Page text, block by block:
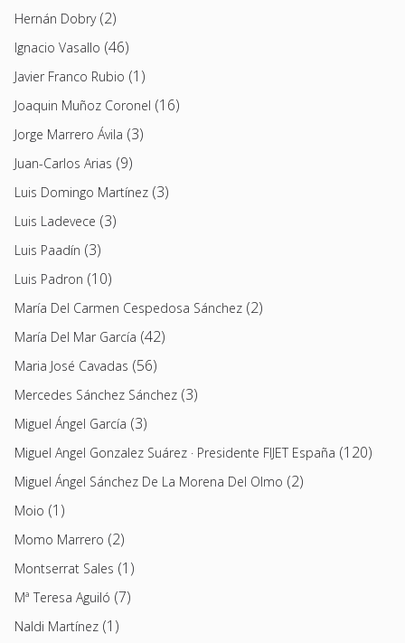
Hernán Dobry(2)
Ignacio Vasallo (46)
Javier Franco Rubio (1)
Joaquin Muñoz Coronel (16)
Jorge Marrero Ávila (3)
Juan-Carlos Arias (9)
Luis Domingo Martínez (3)
Luis Ladevece (3)
Luis Paadín (3)
Luis Padron (10)
María Del Carmen Cespedosa Sánchez (2)
María Del Mar García (42)
Maria José Cavadas (56)
Mercedes Sánchez Sánchez (3)
Miguel Ángel García (3)
Miguel Angel Gonzalez Suárez · Presidente FIJET España (120)
Miguel Ángel Sánchez De La Morena Del Olmo (2)
Moio (1)
Momo Marrero (2)
Montserrat Sales (1)
Mª Teresa Aguiló (7)
Naldi Martínez (1)